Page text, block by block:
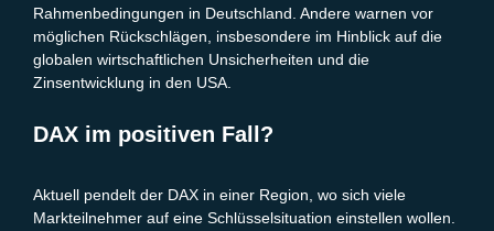
Rahmenbedingungen in Deutschland. Andere warnen vor
möglichen Rückschlägen, insbesondere im Hinblick auf die
globalen wirtschaftlichen Unsicherheiten und die
Zinsentwicklung in den USA.
DAX im positiven Fall?
Aktuell pendelt der DAX in einer Region, wo sich viele
Markteilnehmer auf eine Schlüsselsituation einstellen wollen.